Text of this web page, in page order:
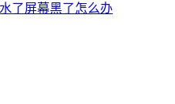
了屏幕黑了怎么办